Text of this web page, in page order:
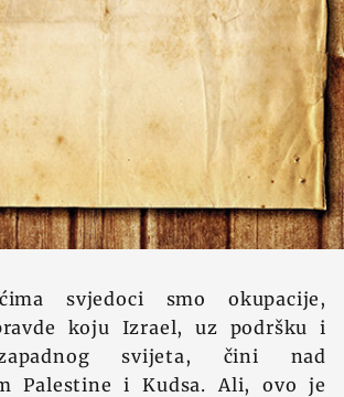
svjedoci smo okupacije,
koju Izrael, uz podršku i
svijeta, čini nad
Palestine i Kudsa. Ali, ovo je